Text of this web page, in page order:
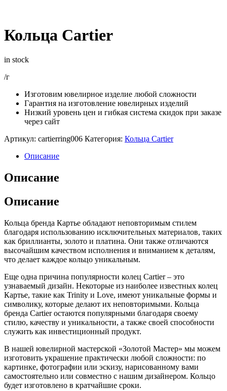
Кольца Cartier
in stock
/г
Изготовим ювелирное изделие любой сложности
Гарантия на изготовление ювелирных изделий
Низкий уровень цен и гибкая система скидок при заказе
через сайт
Артикул: cartierring006 Категория: Кольца Cartier
Описание
Описание
Описание
Кольца бренда Картье обладают неповторимым стилем
благодаря использованию исключительных материалов, таких
как бриллианты, золото и платина. Они также отличаются
высочайшим качеством исполнения и вниманием к деталям,
что делает каждое кольцо уникальным.
Еще одна причина популярности колец Cartier – это
узнаваемый дизайн. Некоторые из наиболее известных колец
Картье, такие как Trinity и Love, имеют уникальные формы и
символику, которые делают их неповторимыми. Кольца
бренда Cartier остаются популярными благодаря своему
стилю, качеству и уникальности, а также своей способности
служить как инвестиционный продукт.
В нашей ювелирной мастерской «Золотой Мастер» мы можем
изготовить украшение практически любой сложности: по
картинке, фотографии или эскизу, нарисованному вами
самостоятельно или совместно с нашим дизайнером. Кольцо
будет изготовлено в кратчайшие сроки.